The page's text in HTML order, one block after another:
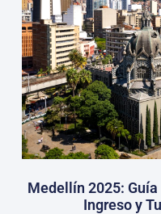
Medellín 2025:
Ingreso y